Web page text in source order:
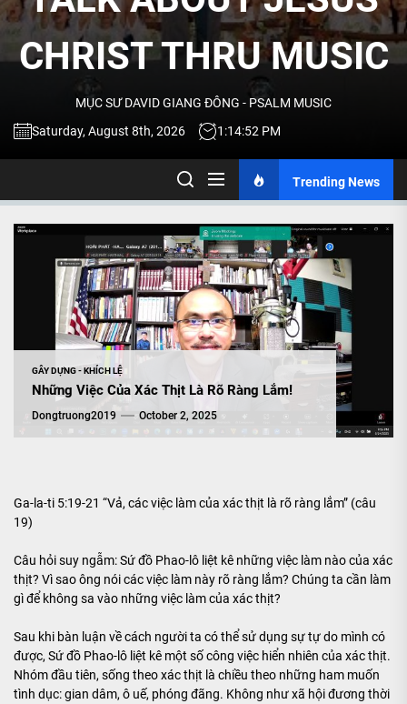
ÂM
NHẠC
TALK
THRU
CHRIST THRU MUSIC
MỤC SƯ DAVID GIANG ĐÔNG - PSALM MUSIC
Saturday, August 8th, 2026
1:14:53 PM
Trending News
GÂY DỰNG - KHÍCH LỆ
Những Việc Của Xác Thịt Là Rõ Ràng Lắm!
Dongtruong2019 October 2, 2025
Ga-la-ti 5:19-21 “Vả, các việc làm của xác thịt là rõ ràng lắm” (câu
19)
Câu hỏi suy ngẫm: Sứ đồ Phao-lô liệt kê những việc làm nào của xác
thịt? Vì sao ông nói các việc làm này rõ ràng lắm? Chúng ta cần làm
gì để không sa vào những việc làm của xác thịt?
Sau khi bàn luận về cách người ta có thể sử dụng sự tự do mình có
được, Sứ đồ Phao-lô liệt kê một số công việc hiển nhiên của xác thịt.
Nhóm đầu tiên, sống theo xác thịt là chiều theo những ham muốn
tình dục: gian dâm, ô uế, phóng đãng. Không như xã hội đương thời